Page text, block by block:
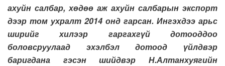
ахуйн салбар, хөдөө аж ахуйн салбарын экспорт
дээр том ухралт 2014 онд гарсан. Ингэхдээ арьс
ширийг хилээр гаргахгүй дотооддоо
боловсруулаад эхэлбэл дотоод үйлдвэр
баригдана гэсэн шийдвэр Н.Алтанхуягийн